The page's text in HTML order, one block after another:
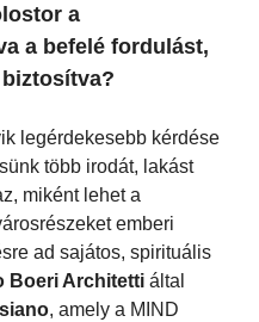
a
a befelé fordulást,
legérdekesebb kérdése
több irodát, lakást
miként lehet a
emberi
ad sajátos, spirituális
Boeri Architetti által
, amely a MIND